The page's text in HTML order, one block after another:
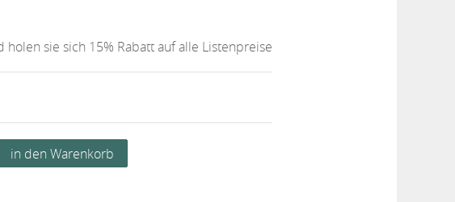
holen sie sich 15% Rabatt auf alle Listenpreise